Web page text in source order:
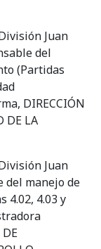
Juan
del
(Partidas
DIRECCIÓN
DE LA
Juan
del manejo de
4.02, 4.03 y